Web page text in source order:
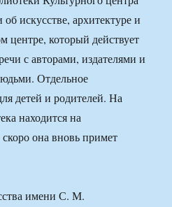
искусстве, архитектуре и
центре, который действует
с авторами, издателями и
Отдельное
детей и родителей. На
находится на
она вновь примет
имени С. М.